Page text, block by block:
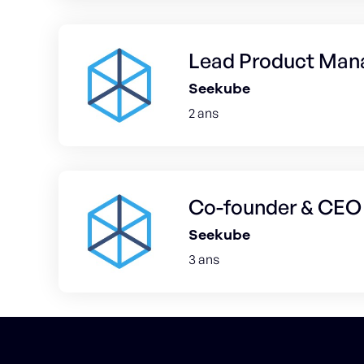
Lead Product
Seekube
2 ans
Co-founder & CEO
Seekube
3 ans